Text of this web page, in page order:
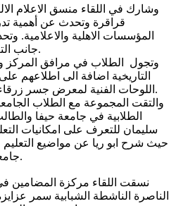
وشارك في اللقاء منسق الاعلام
قراقرة وتحدث عن أهمية
المؤسسات الاهلية والاعلامية.
جانب التعلم المتواصل والتطور المهني.
وتجول الطلاب في مرافق المركز
التاريخية اضافة الى اطلاعهم
اللوحات الفنية لمعرض جسر زرقاء المعروض في مرافق المركز.
والتقت المجموعة مع الطلاب
الطلابية في جامعة حيفا
سليمان للتعرف على امكانيات
حيث شرح ابو ريا عن مواضيع
جامعة حيفا والجامعات بشكل عام.
نسقت اللقاء مركزة المضامين
الناصرة الناشطة الشبابية سمر